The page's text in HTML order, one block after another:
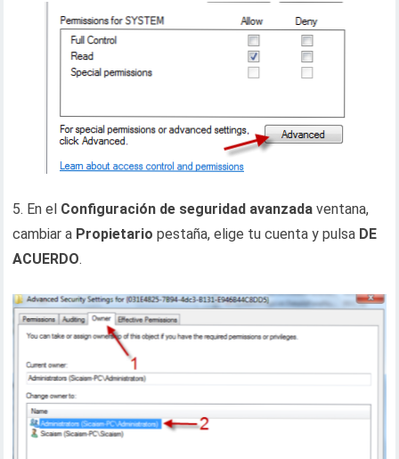
5. En el Configuración de seguridad avanzada ventana,
cambiar a Propietario pestaña, elige tu cuenta y pulsa DE
ACUERDO.